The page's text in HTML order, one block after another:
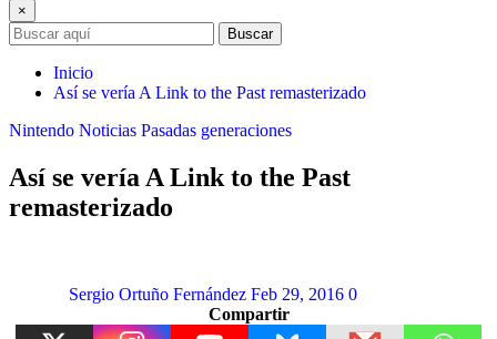
×
Buscar
Inicio
Así se vería A Link to the Past remasterizado
Nintendo Noticias Pasadas generaciones
Así se vería A Link to the Past
remasterizado
Sergio Ortuño Fernández Feb 29, 2016 0
Compartir